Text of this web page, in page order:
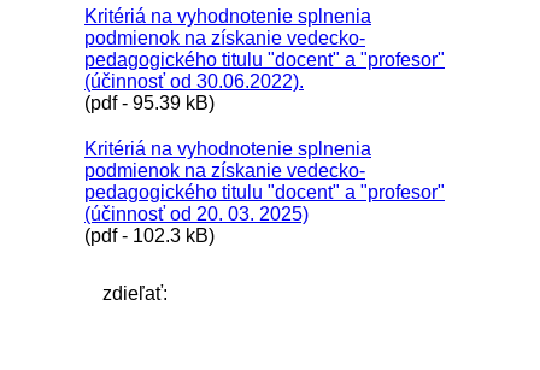
Kritériá na vyhodnotenie splnenia
podmienok na získanie vedecko-
pedagogického titulu "docent" a "profesor"
(účinnosť od 30.06.2022).
(pdf - 95.39 kB)
Kritériá na vyhodnotenie splnenia
podmienok na získanie vedecko-
pedagogického titulu "docent" a "profesor"
(účinnosť od 20. 03. 2025)
(pdf - 102.3 kB)
zdieľať: